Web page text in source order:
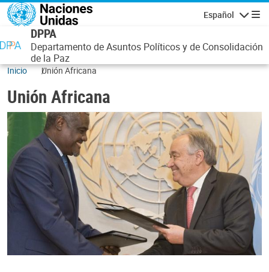
Pasar al contenido principal
Español
DPPA
Departamento de Asuntos Políticos y de Consolidación
de la Paz
Inicio Unión Africana
Unión Africana